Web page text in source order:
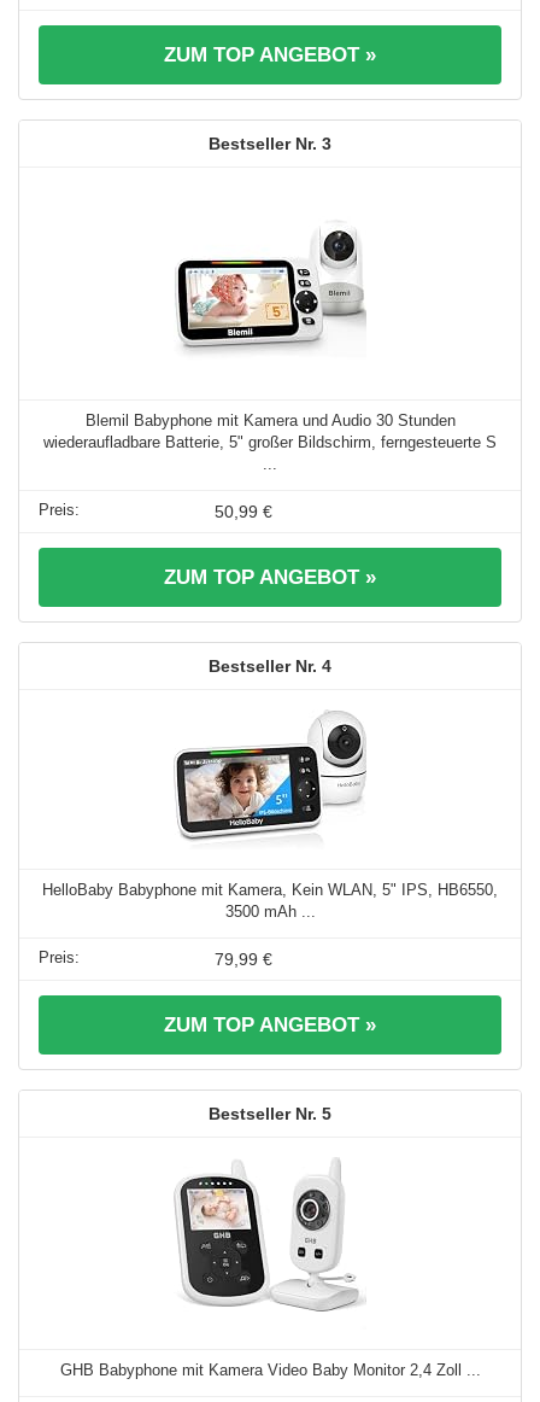
ZUM TOP ANGEBOT »
3
Blemil Babyphone mit Kamera und Audio 30 Stunden
wiederaufladbare Batterie, 5" großer Bildschirm, ferngesteuerte S
50,99 €
ZUM TOP ANGEBOT »
4
HelloBaby Babyphone mit Kamera, Kein WLAN, 5" IPS, HB6550,
3500 mAh ...
79,99 €
ZUM TOP ANGEBOT »
5
GHB Babyphone mit Kamera Video Baby Monitor 2,4 Zoll ...